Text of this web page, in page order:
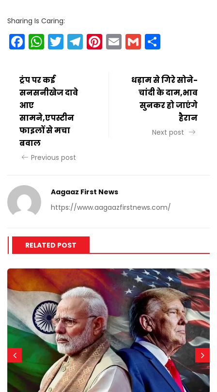
Sharing Is Caring:
Facebook
WhatsApp
Twitter
Telegram
Pinterest
EmailGmail
ट्रंप पर कई
सनसनीखेज दावे
आए
सामने,एपस्टीन
फाइलों से मचा
बवाल
Previous post
धड़ाम से गिरे सोने-
चांदी के दाम,भाव
सुनकर हो जाएंगे
हैरान
Next post
Aagaaz First News
https://www.aagaazfirstnews.com/
RELATED POST